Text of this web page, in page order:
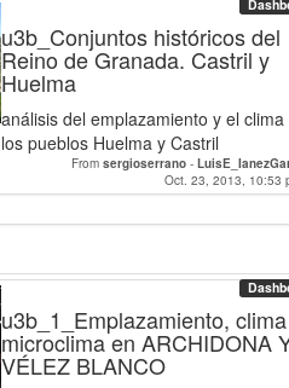
u3b_Conjuntos históricos del
Reino de Granada. Castril y
Huelma
análisis del emplazamiento y el clima
los pueblos Huelma y Castril
From sergioserrano -
Oct. 23, 2013, 10:53
u3b_1_Emplazamiento,
microclima en ARCHIDONA
VÉLEZ BLANCO